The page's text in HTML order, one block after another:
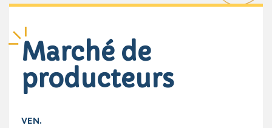
Marché de
producteurs
VEN.